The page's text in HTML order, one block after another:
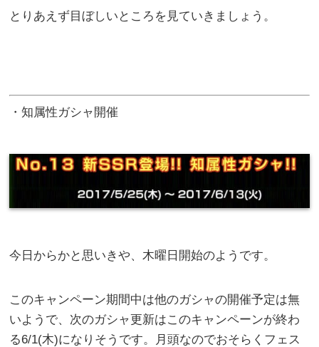
とりあえず目ぼしいところを見ていきましょう。
・知属性ガシャ開催
今日からかと思いきや、木曜日開始のようです。
このキャンペーン期間中は他のガシャの開催予定は無
いようで、次のガシャ更新はこのキャンペーンが終わ
る6/1(木)になりそうです。月頭なのでおそらくフェス